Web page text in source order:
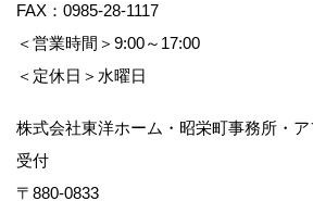
FAX：0985-28-1117
＜営業時間＞9:00～17:00
＜定休日＞水曜日
株式会社東洋ホーム・昭栄町事務所・
受付
〒880-0833